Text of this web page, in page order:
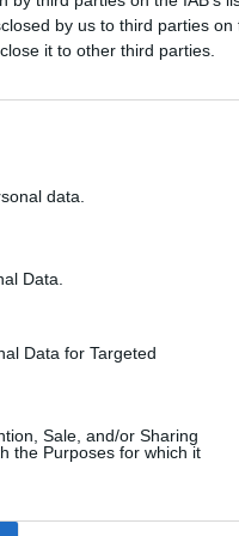
by us to third parties on
it to other third parties.
data.
Data.
Data for Targeted
Sale, and/or Sharing
the Purposes for which it
10-2017.pdf